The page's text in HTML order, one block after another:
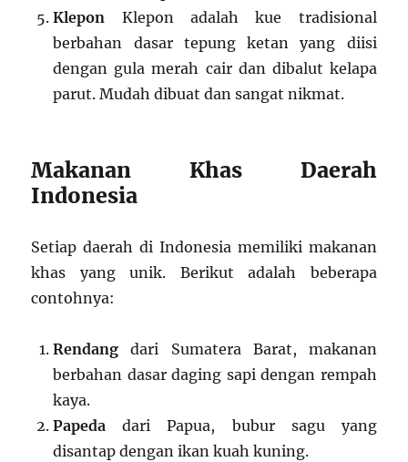
Klepon Klepon adalah kue tradisional
berbahan dasar tepung ketan yang diisi
dengan gula merah cair dan dibalut kelapa
parut. Mudah dibuat dan sangat nikmat.
Makanan Khas Daerah
Indonesia
Setiap daerah di Indonesia memiliki makanan
khas yang unik. Berikut adalah beberapa
contohnya:
Rendang dari Sumatera Barat, makanan
berbahan dasar daging sapi dengan rempah
kaya.
Papeda dari Papua, bubur sagu yang
disantap dengan ikan kuah kuning.